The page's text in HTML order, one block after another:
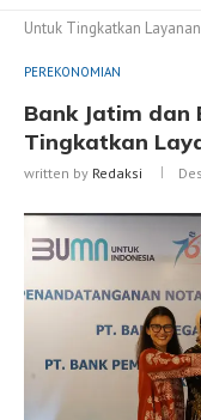
Untuk Tingkatkan
PEREKONOMIAN
Bank Jatim dan
Tingkatkan
written by Redaksi